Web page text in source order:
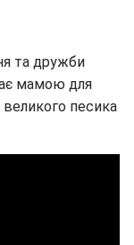
та дружби
мамою для
песика